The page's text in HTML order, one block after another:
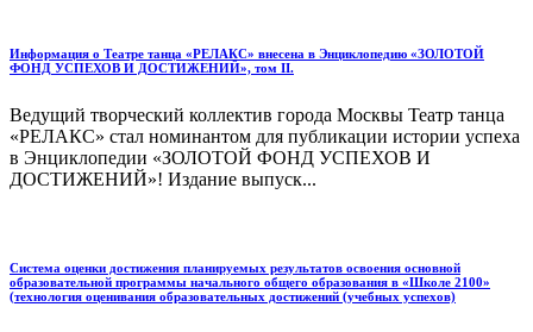
Информация о Театре танца «РЕЛАКС» внесена в Энциклопедию «ЗОЛОТОЙ
ФОНД УСПЕХОВ И ДОСТИЖЕНИЙ», том II.
Ведущий творческий коллектив города Москвы Театр танца
«РЕЛАКС» стал номинантом для публикации истории успеха
в Энциклопедии «ЗОЛОТОЙ ФОНД УСПЕХОВ И
ДОСТИЖЕНИЙ»! Издание выпуск...
Система оценки достижения планируемых результатов освоения основной
образовательной программы начального общего образования в «Школе 2100»
(технология оценивания образовательных достижений (учебных успехов)